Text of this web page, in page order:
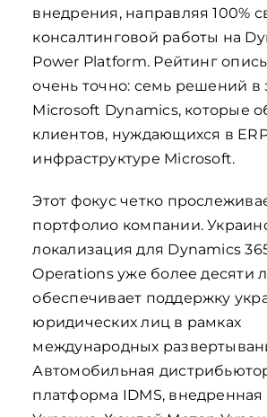
внедрения, направляя 100%
консалтинговой работы на
Power Platform. Рейтинг
очень точно: семь решений в
Microsoft Dynamics, которые
клиентов, нуждающихся в
инфраструктуре Microsoft.
Этот фокус четко
портфолио компании.
локализация для Dynamics
Operations уже более десяти
обеспечивает поддержку
юридических лиц в рамках
международных
Автомобильная
платформа IDMS, внедренная